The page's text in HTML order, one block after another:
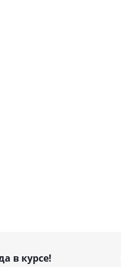
в курсе!